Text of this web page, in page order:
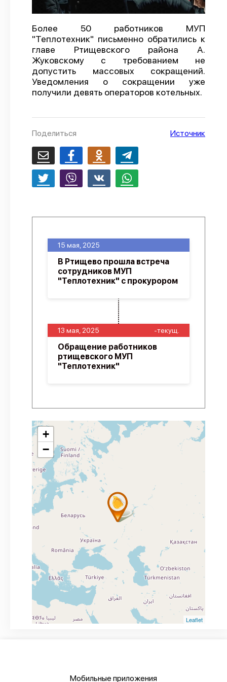
О проекте
Политика конфиденциальности
Более 50 работников МУП
"Теплотехник" письменно обратились к
главе Ртищевского района А.
Жуковскому с требованием не
допустить массовых сокращений.
Уведомления о сокращении уже
получили девять операторов котельных.
Поделиться Источник
13 мая, 2025 -текущ.
Обращение работников
ртищевского МУП
"Теплотехник"
15 мая, 2025
В Ртищево прошла встреча
сотрудников МУП
"Теплотехник" с прокурором
+
−
Leaflet
Мобильные приложения